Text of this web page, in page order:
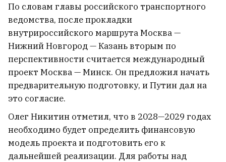
По словам главы российского транспортного
ведомства, после прокладки
внутрироссийского маршрута Москва —
Нижний Новгород — Казань вторым по
перспективности считается международный
проект Москва — Минск. Он предложил начать
предварительную подготовку, и Путин дал на
это согласие.
Олег Никитин отметил, что в 2028—2029 годах
необходимо будет определить финансовую
модель проекта и подготовить его к
дальнейшей реализации. Для работы над
Статкевич: Если снова начнутся
массовые протесты, они уже не
будут такими мирными, как в
2020‑м. А ЕС правильно перестал
верить сказкам Лукашенко
47